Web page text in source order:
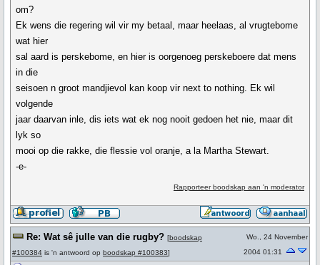
om?
Ek wens die regering wil vir my betaal, maar heelaas, al vrugtebome
wat hier
sal aard is perskebome, en hier is oorgenoeg perskeboere dat mens
in die
seisoen n groot mandjievol kan koop vir next to nothing. Ek wil
volgende
jaar daarvan inle, dis iets wat ek nog nooit gedoen het nie, maar dit
lyk so
mooi op die rakke, die flessie vol oranje, a la Martha Stewart.
-e-
Rapporteer boodskap aan 'n moderator
Re: Wat sê julle van die rugby? [boodskap
#100384 is 'n antwoord op boodskap #100383]
Wo., 24 November
2004 01:31